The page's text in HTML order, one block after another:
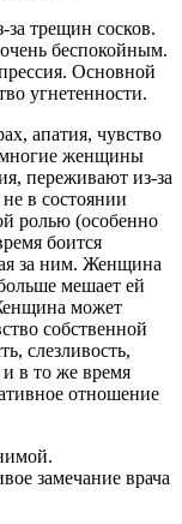
трещин сосков.
беспокойным.
Основной
угнетенности.
апатия, чувство
многие женщины
переживают из-за
в состоянии
ролью (особенно
боится
за ним. Женщина
мешает ей
может
собственной
слезливость,
и в то же время
отношение
замечание врача